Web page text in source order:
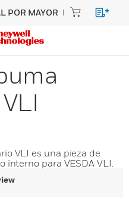
POR MAYOR
VLI es una pieza de
interno para VESDA VLI.